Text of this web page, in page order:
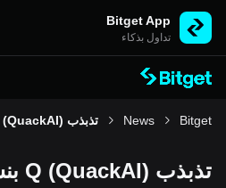
Bitget App
تداول بذكاء
Bitget
News